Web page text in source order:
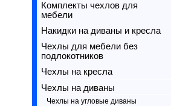
Комплекты чехлов для
мебели
Накидки на диваны и кресла
Чехлы для мебели без
подлокотников
Чехлы на кресла
Чехлы на диваны
Чехлы на угловые диваны